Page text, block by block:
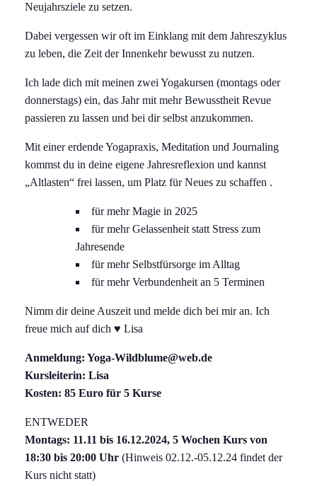
Neujahrsziele zu setzen.
Dabei vergessen wir oft im Einklang mit dem Jahreszyklus
zu leben, die Zeit der Innenkehr bewusst zu nutzen.
Ich lade dich mit meinen zwei Yogakursen (montags oder
donnerstags) ein, das Jahr mit mehr Bewusstheit Revue
passieren zu lassen und bei dir selbst anzukommen.
Mit einer erdende Yogapraxis, Meditation und Journaling
kommst du in deine eigene Jahresreflexion und kannst
„Altlasten“ frei lassen, um Platz für Neues zu schaffen .
für mehr Magie in 2025
für mehr Gelassenheit statt Stress zum
Jahresende
für mehr Selbstfürsorge im Alltag
für mehr Verbundenheit an 5 Terminen
Nimm dir deine Auszeit und melde dich bei mir an. Ich
freue mich auf dich ♥️ Lisa
Anmeldung: Yoga-Wildblume@web.de
Kursleiterin: Lisa
Kosten: 85 Euro für 5 Kurse
ENTWEDER
Montags: 11.11 bis 16.12.2024, 5 Wochen Kurs von
18:30 bis 20:00 Uhr (Hinweis 02.12.-05.12.24 findet der
Kurs nicht statt)